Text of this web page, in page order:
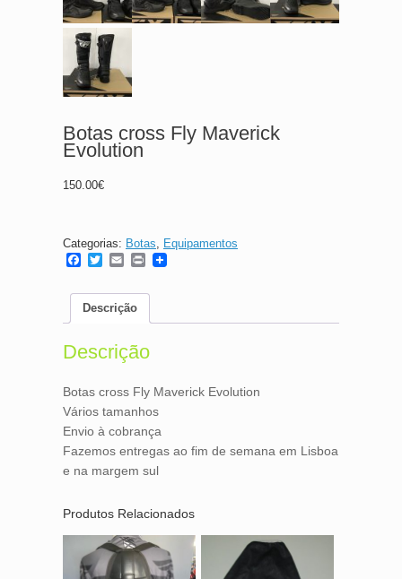
Botas cross Fly Maverick
Evolution
150.00€
Categorias: Botas Equipamentos
F
e
b
o
k
t
t
r
E
i
l
P
Descrição
Descrição
Botas cross Fly Maverick Evolution
Vários tamanhos
Envio à cobrança
Fazemos entregas ao fim de semana em Lisboa
e na margem sul
Produtos Relacionados